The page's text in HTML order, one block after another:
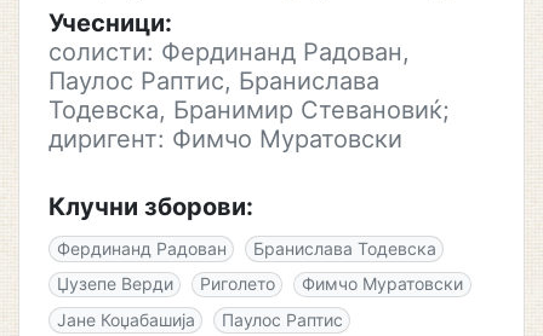
Учесници:
солисти: Фердинанд Радован,
Паулос Раптис, Бранислава
Тодевска, Бранимир Стевановиќ;
диригент: Фимчо Муратовски
Клучни зборови:
Фердинанд Радован
Бранислава Тодевска
Џузепе Верди
Риголето
Фимчо Муратовски
Јане Коџабашија
Паулос Раптис